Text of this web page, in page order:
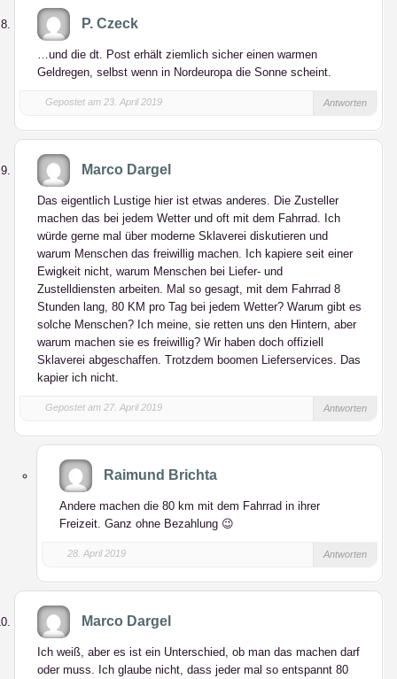
P. Czeck
…und die dt. Post erhält ziemlich sicher einen warmen
Geldregen, selbst wenn in Nordeuropa die Sonne scheint.
Gepostet am 23. April 2019 Antworten
Marco Dargel
Das eigentlich Lustige hier ist etwas anderes. Die Zusteller
machen das bei jedem Wetter und oft mit dem Fahrrad. Ich
würde gerne mal über moderne Sklaverei diskutieren und
warum Menschen das freiwillig machen. Ich kapiere seit einer
Ewigkeit nicht, warum Menschen bei Liefer- und
Zustelldiensten arbeiten. Mal so gesagt, mit dem Fahrrad 8
Stunden lang, 80 KM pro Tag bei jedem Wetter? Warum gibt es
solche Menschen? Ich meine, sie retten uns den Hintern, aber
warum machen sie es freiwillig? Wir haben doch offiziell
Sklaverei abgeschaffen. Trotzdem boomen Lieferservices. Das
kapier ich nicht.
Gepostet am 27. April 2019 Antworten
Raimund Brichta
Andere machen die 80 km mit dem Fahrrad in ihrer
Freizeit. Ganz ohne Bezahlung 😉
28. April 2019 Antworten
Marco Dargel
Ich weiß, aber es ist ein Unterschied, ob man das machen darf
oder muss. Ich glaube nicht, dass jeder mal so entspannt 80